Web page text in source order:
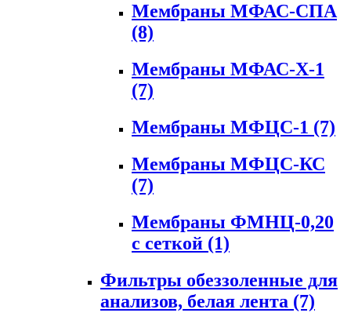
Мембраны МФАС-СПА
(8)
Мембраны МФАС-Х-1
(7)
Мембраны МФЦС-1 (7)
Мембраны МФЦС-КС
(7)
Мембраны ФМНЦ-0,20
с сеткой (1)
Фильтры обеззоленные для
анализов, белая лента (7)